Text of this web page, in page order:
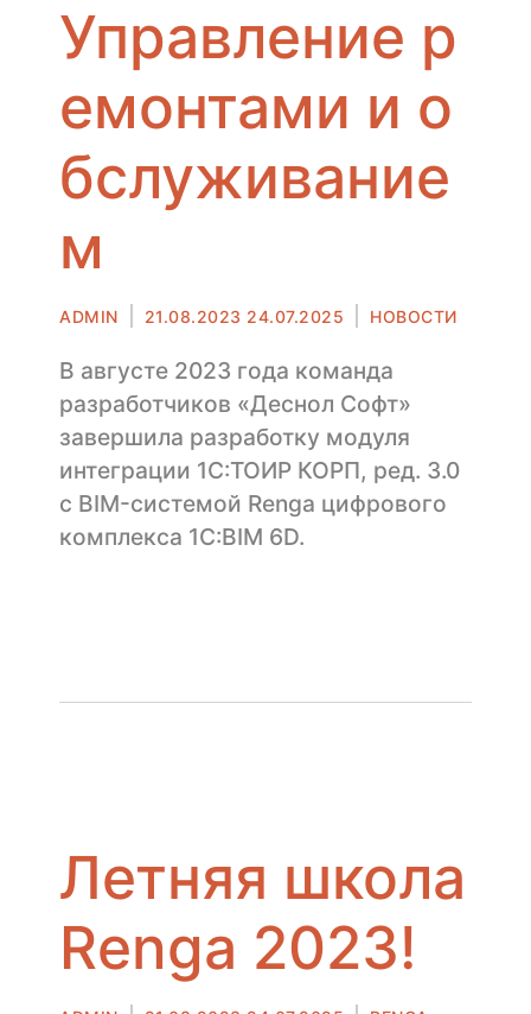
Управление р
емонтами и о
бслуживание
м
Автор
ADMIN 21.08.2023 24.07.2025
Опубликовано
НОВОСТИ
В августе 2023 года команда
разработчиков «Деснол Софт»
завершила разработку модуля
интеграции 1С:ТОИР КОРП, ред. 3.0
с BIM-системой Renga цифрового
комплекса 1С:BIM 6D.
Летняя школа
Renga 2023!